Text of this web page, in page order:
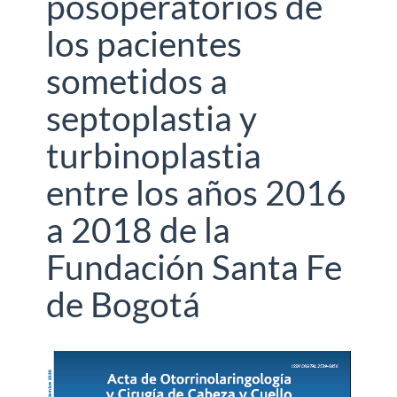
los pacientes
sometidos a
septoplastia y
turbinoplastia
entre los años 2016
a 2018 de la
Fundación Santa Fe
de Bogotá
Barra